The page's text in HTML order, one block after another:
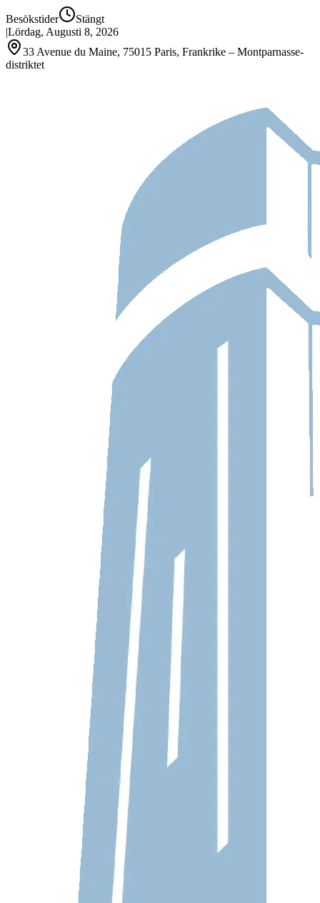
Besökstider
Stängt
|Lördag, Augusti 8, 2026
33 Avenue du Maine, 75015 Paris, Frankrike – Montparnasse-
distriktet